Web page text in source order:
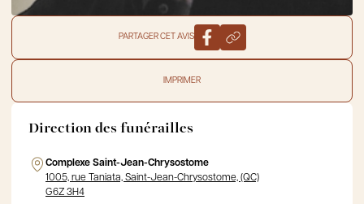
PARTAGER CET AVIS
IMPRIMER
Direction des funérailles
Complexe Saint-Jean-Chrysostome
1005, rue Taniata, Saint-Jean-Chrysostome, (QC)
G6Z 3H4